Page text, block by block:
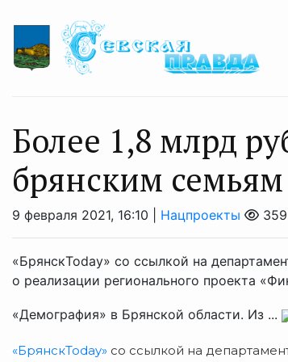
Более 1,8 млрд
брянским
9 февраля 2021, 16:10 | Нацпроекты 359
«БрянскToday» со ссылкой на
о реализации регионального проекта
«Демография» в Брянской области. Из ...
«БрянскToday» со ссылкой на